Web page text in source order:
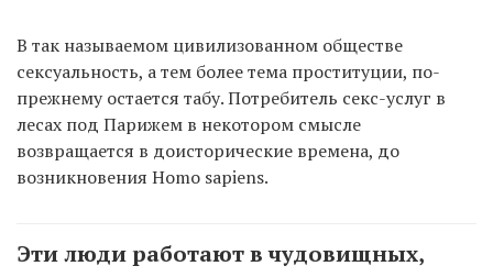
В так называемом цивилизованном обществе
сексуальность, а тем более тема проституции, по-
прежнему остается табу. Потребитель секс-услуг в
лесах под Парижем в некотором смысле
возвращается в доисторические времена, до
возникновения Homo sapiens.
Эти люди работают в чудовищных,